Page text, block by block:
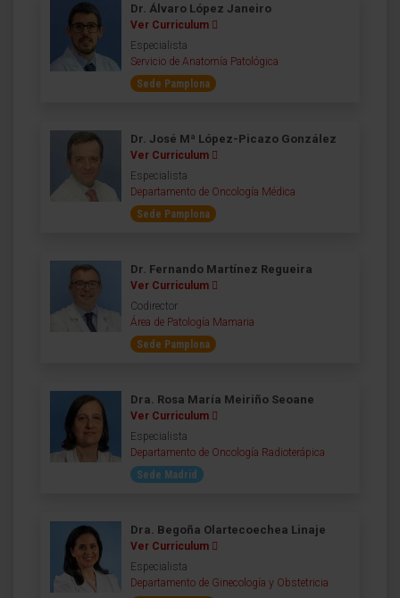
Dr. Álvaro López Janeiro
Ver Curriculum
Especialista
Servicio de Anatomía Patológica
Sede Pamplona
Dr. José Mª López-Picazo González
Ver Curriculum
Especialista
Departamento de Oncología Médica
Sede Pamplona
Dr. Fernando Martínez Regueira
Ver Curriculum
Codirector
Área de Patología Mamaria
Sede Pamplona
Dra. Rosa María Meiriño Seoane
Ver Curriculum
Especialista
Departamento de Oncología Radioterápica
Sede Madrid
Dra. Begoña Olartecoechea Linaje
Ver Curriculum
Especialista
Departamento de Ginecología y Obstetricia